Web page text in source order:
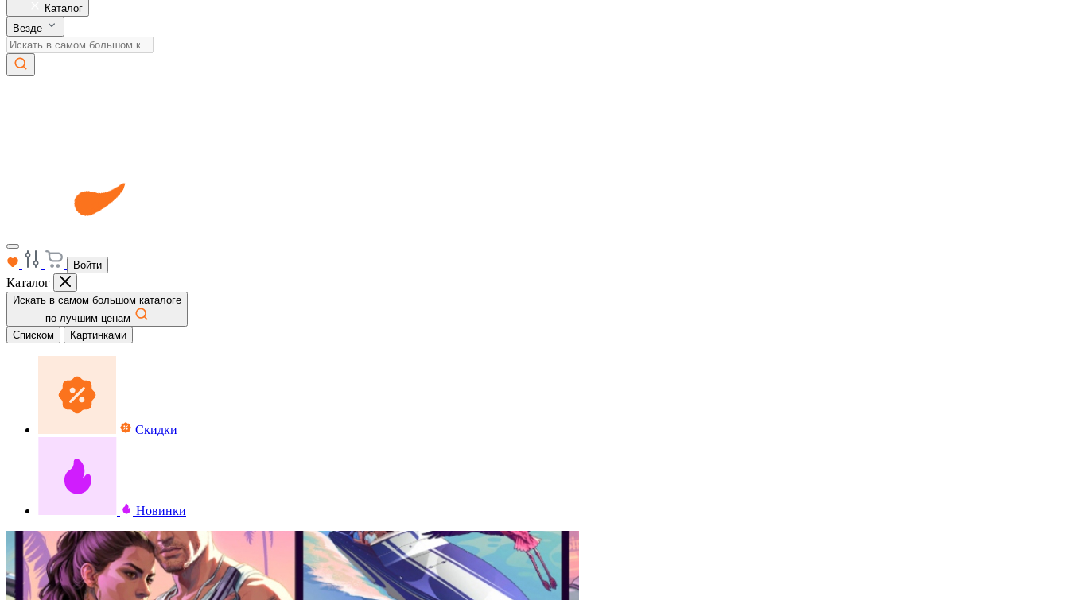
Каталог
Везде
Войти
Каталог
Искать в самом большом каталоге
по лучшим ценам
Списком
Картинками
Скидки
Новинки